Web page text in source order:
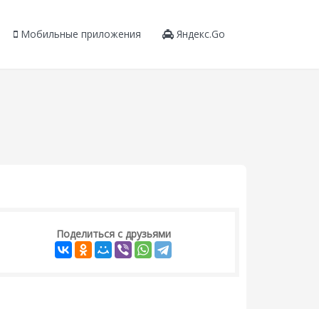
Мобильные приложения Яндекс.Go
Поделиться с друзьями